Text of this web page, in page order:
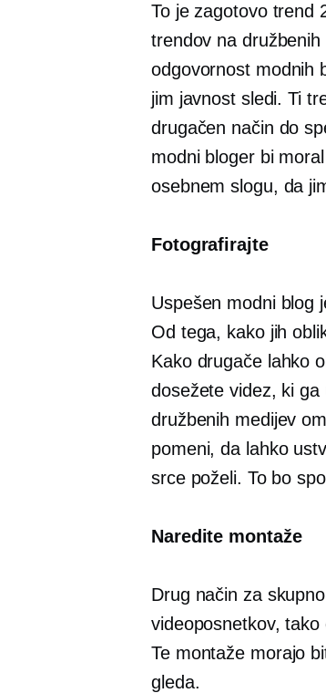
To je zagotovo trend
trendov na
odgovornost modnih
jim javnost sledi. Ti
drugačen način do
modni bloger bi
osebnem slogu, da
Fotografirajte
Uspešen modni blog
Od tega, kako jih
Kako drugače lahko
dosežete videz, ki
družbenih medijev
pomeni, da lahko
srce poželi. To bo
Naredite montaže
Drug način za
videoposnetkov,
Te montaže morajo
gleda.